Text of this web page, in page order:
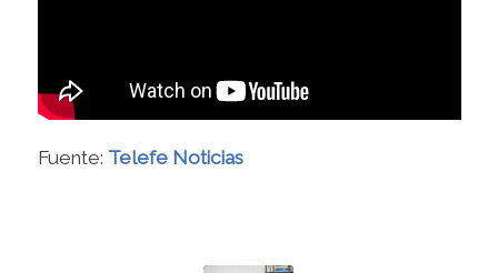
Fuente: Telefe Noticias